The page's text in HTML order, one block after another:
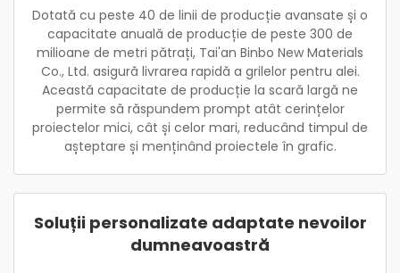
Dotată cu peste 40 de linii de producție avansate și o
capacitate anuală de producție de peste 300 de
milioane de metri pătrați, Tai'an Binbo New Materials
Co., Ltd. asigură livrarea rapidă a grilelor pentru alei.
Această capacitate de producție la scară largă ne
permite să răspundem prompt atât cerințelor
proiectelor mici, cât și celor mari, reducând timpul de
așteptare și menținând proiectele în grafic.
Soluții personalizate adaptate nevoilor
dumneavoastră